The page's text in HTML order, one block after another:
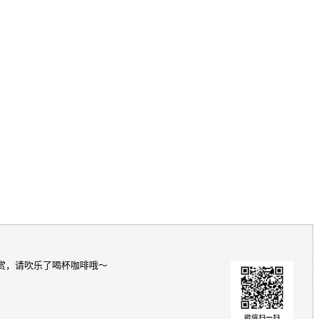
，请吹乐了喝杯咖啡哦～